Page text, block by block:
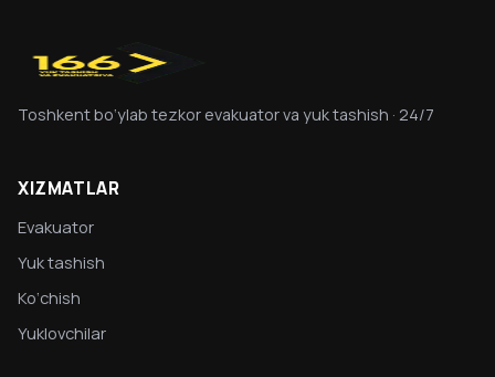
Toshkent bo‘ylab tezkor evakuator va yuk tashish · 24/7
XIZMATLAR
Evakuator
Yuk tashish
Ko‘chish
Yuklovchilar